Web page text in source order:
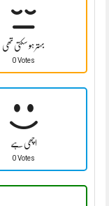
بہتر ہو سکتی تھی
0 Votes
اچھی ہے
0 Votes